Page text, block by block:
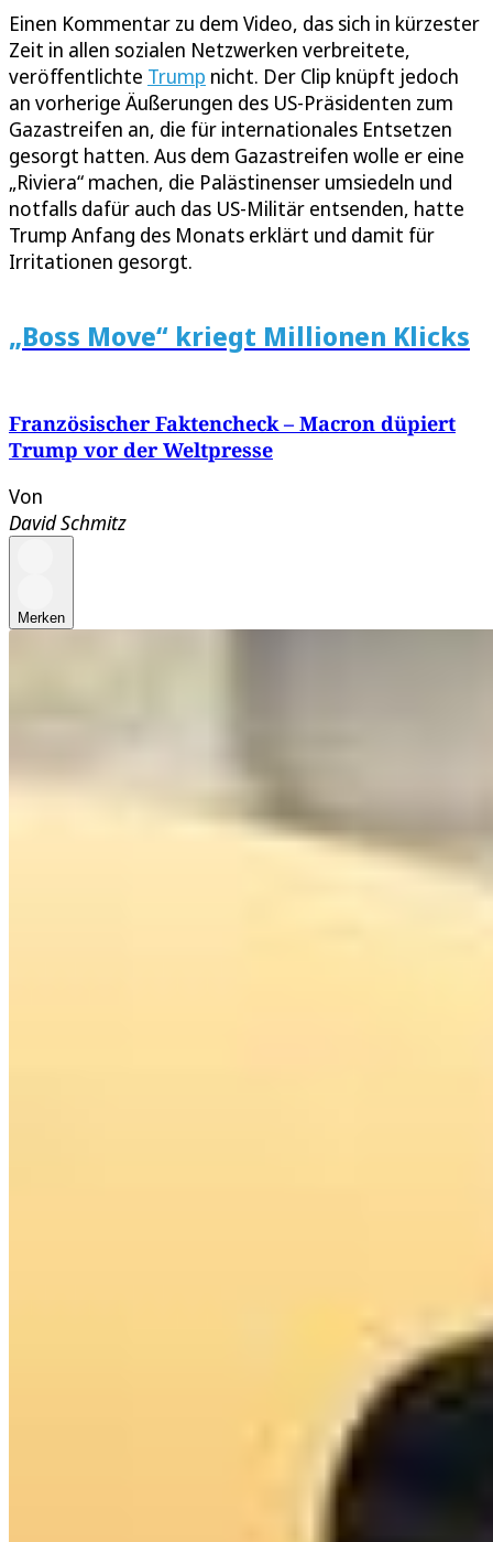
Einen Kommentar zu dem Video, das sich in kürzester
Zeit in allen sozialen Netzwerken verbreitete,
veröffentlichte Trump nicht. Der Clip knüpft jedoch
an vorherige Äußerungen des US-Präsidenten zum
Gazastreifen an, die für internationales Entsetzen
gesorgt hatten. Aus dem Gazastreifen wolle er eine
„Riviera“ machen, die Palästinenser umsiedeln und
notfalls dafür auch das US-Militär entsenden, hatte
Trump Anfang des Monats erklärt und damit für
Irritationen gesorgt.
„Boss Move“ kriegt Millionen Klicks
Französischer Faktencheck – Macron düpiert
Trump vor der Weltpresse
Von
David Schmitz
Merken